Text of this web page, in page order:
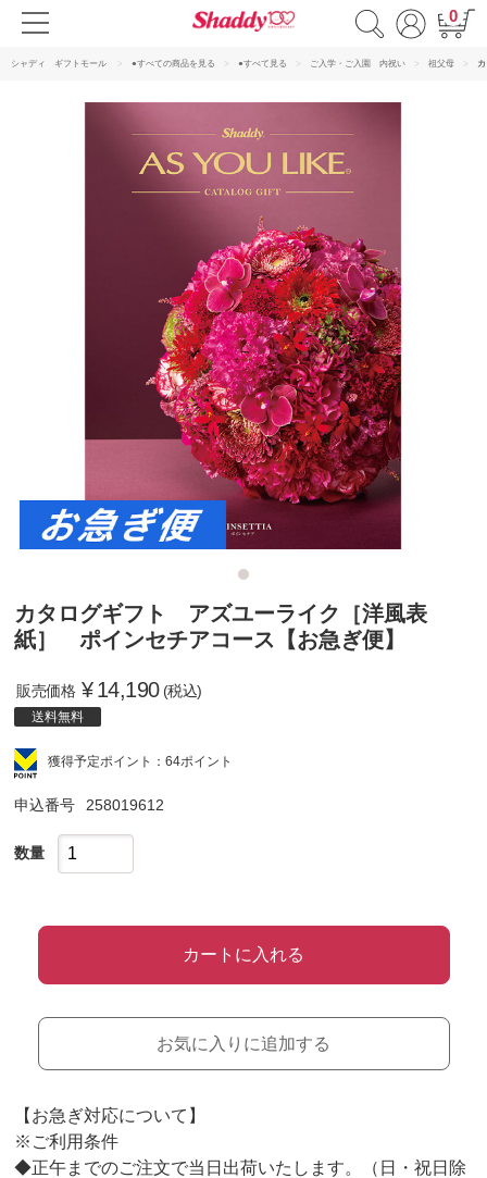
0
シャディ ギフトモール ●すべての商品を見る ●すべて見る ご入学・ご入園 内祝い 祖父母
カタログギフト アズユーライク［洋風表
紙］ ポインセチアコース【お急ぎ便】
販売価格 ¥14,190 (税込)
送料無料
獲得予定ポイント：64ポイント
申込番号 258019612
数量
カートに入れる
お気に入りに追加する
【お急ぎ対応について】
※ご利用条件
◆正午までのご注文で当日出荷いたします。（日・祝日除